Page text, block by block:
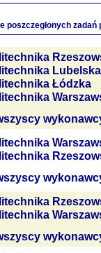
poszczegłonych zadań
Lubelska
Łódzka